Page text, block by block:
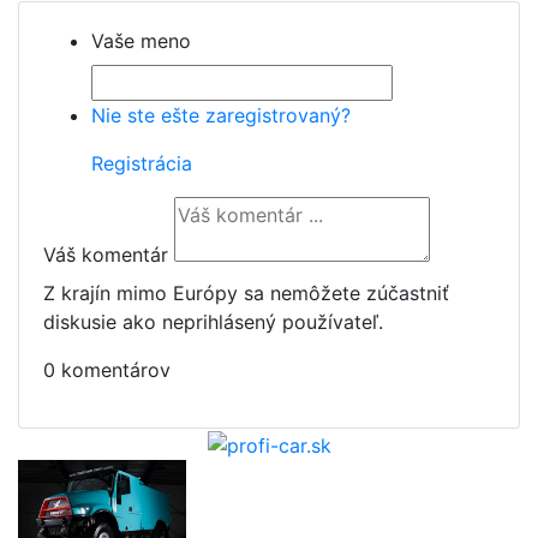
Vaše meno
Nie ste ešte zaregistrovaný?
Registrácia
Váš komentár
Z krajín mimo Európy sa nemôžete zúčastniť
diskusie ako neprihlásený používateľ.
0 komentárov